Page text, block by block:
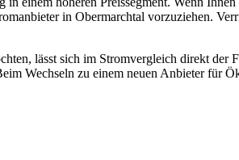
in Obermarchtal vorzuziehen.
lässt sich im Stromvergleich direkt
Wechseln zu einem neuen Anbieter für